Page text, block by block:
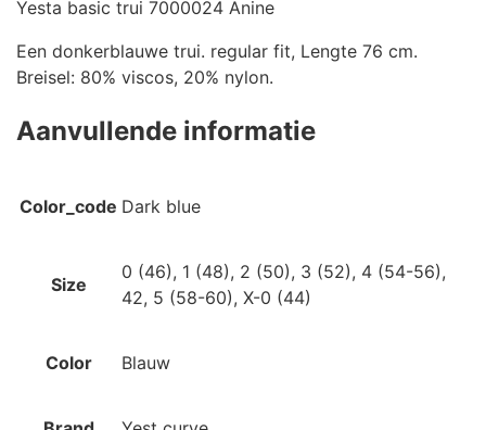
Yesta basic trui 7000024 Anine
Een donkerblauwe trui. regular fit, Lengte 76 cm.
Breisel: 80% viscos, 20% nylon.
Aanvullende informatie
Color_code Dark blue
Size
0 (46), 1 (48), 2 (50), 3 (52), 4 (54-56),
42, 5 (58-60), X-0 (44)
Color Blauw